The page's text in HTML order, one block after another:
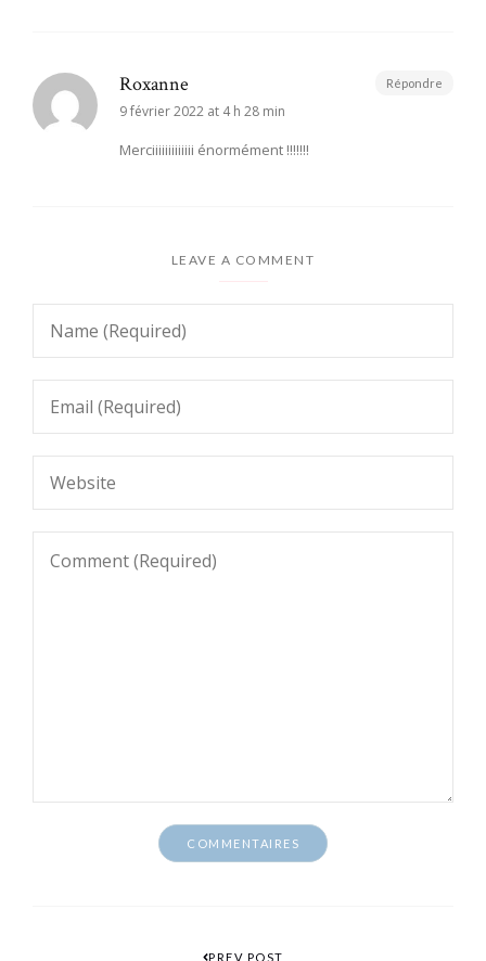
Roxanne
9 février 2022 at 4 h 28 min
Merciiiiiiiiiiiii énormément !!!!!!!
Répondre
LEAVE A COMMENT
PREV POST